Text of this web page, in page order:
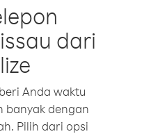
dari
Anda waktu
banyak dengan
Pilih dari opsi